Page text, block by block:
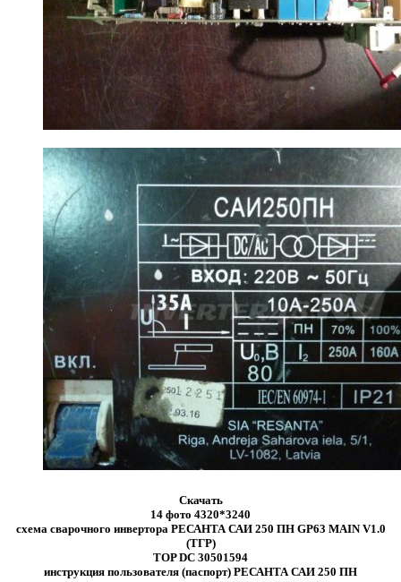
Скачать
14 фото 4320*3240
схема сварочного инвертора РЕСАНТА САИ 250 ПН GP63 MAIN V1.0
(ТГР)
TOP DC 30501594
инструкция пользователя (паспорт) РЕСАНТА САИ 250 ПН